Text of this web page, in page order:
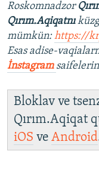
Roskomnadzor
Qırım.Aqiqatnı
mümkün:https://
Esas adise-
İnstagram
Bloklav ve
Qırım.Aqiqat
iOS ve Android